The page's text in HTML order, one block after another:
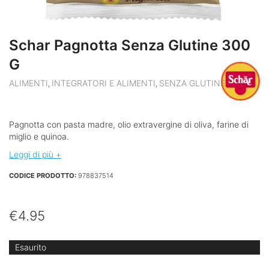
Schar Pagnotta Senza Glutine 300
G
ALIMENTI, INTEGRATORI E ALIMENTI, SENZA GLUTINE
Pagnotta con pasta madre, olio extravergine di oliva, farine di
miglio e quinoa.
Leggi di più +
CODICE PRODOTTO: 978837514
€4.95
Esaurito